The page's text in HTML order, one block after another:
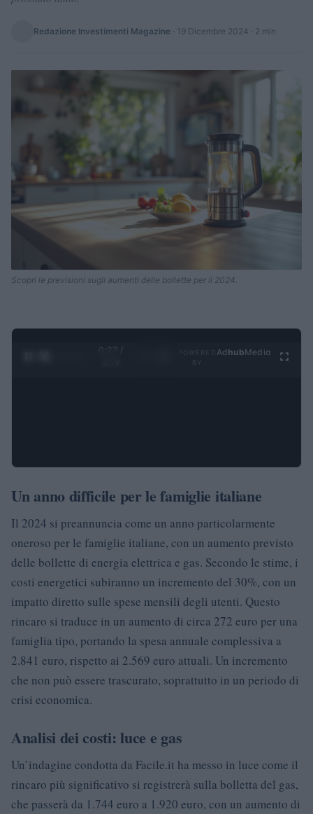
Redazione Investimenti Magazine · 19 Dicembre 2024 · 2 min
Scopri le previsioni sugli aumenti delle bollette per il 2024.
0:28 /
Ad hubMedia
Un anno difficile per le famiglie italiane
Il 2024 si preannuncia come un anno particolarmente
oneroso per le famiglie italiane, con un aumento previsto
delle bollette di energia elettrica e gas. Secondo le stime, i
costi energetici subiranno un incremento del 30%, con un
impatto diretto sulle spese mensili degli utenti. Questo
rincaro si traduce in un aumento di circa 272 euro per una
famiglia tipo, portando la spesa annuale complessiva a
2.841 euro, rispetto ai 2.569 euro attuali. Un incremento
che non può essere trascurato, soprattutto in un periodo di
crisi economica.
Analisi dei costi: luce e gas
Un’indagine condotta da Facile.it ha messo in luce come il
rincaro più significativo si registrerà sulla bolletta del gas,
che passerà da 1.744 euro a 1.920 euro, con un aumento di